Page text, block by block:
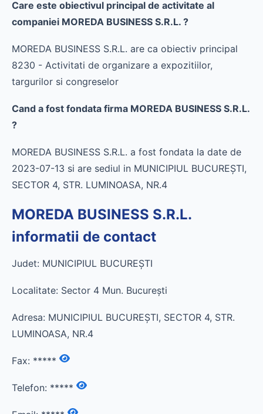
Care este obiectivul principal de activitate al
companiei MOREDA BUSINESS S.R.L. ?
MOREDA BUSINESS S.R.L. are ca obiectiv principal
8230 - Activitati de organizare a expozitiilor,
targurilor si congreselor
Cand a fost fondata firma MOREDA BUSINESS S.R.L.
?
MOREDA BUSINESS S.R.L. a fost fondata la date de
2023-07-13 si are sediul in MUNICIPIUL BUCUREŞTI,
SECTOR 4, STR. LUMINOASA, NR.4
MOREDA BUSINESS S.R.L.
informatii de contact
Judet: MUNICIPIUL BUCUREŞTI
Localitate: Sector 4 Mun. Bucureşti
Adresa: MUNICIPIUL BUCUREŞTI, SECTOR 4, STR.
LUMINOASA, NR.4
Fax: *****
Telefon: *****